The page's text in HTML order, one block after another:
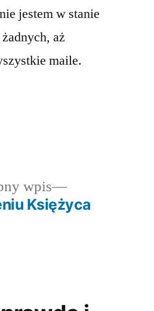
jestem w stanie
aż
maile.
wpis
Następny
wpis:
Księżyca